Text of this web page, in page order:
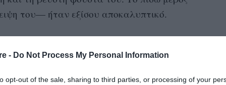
- Do Not Process My Personal Information
opt-out of the sale, sharing to third parties, or processing of your
του— ήταν εξίσου αποκαλυπτικό.
φορέματος επέτρεπε στο αριστερό πόδι της
ζευγάρι κομψά μαύρα γπέδιλα από